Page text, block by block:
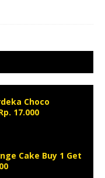
Choco
17.000
Cake Buy 1 Get